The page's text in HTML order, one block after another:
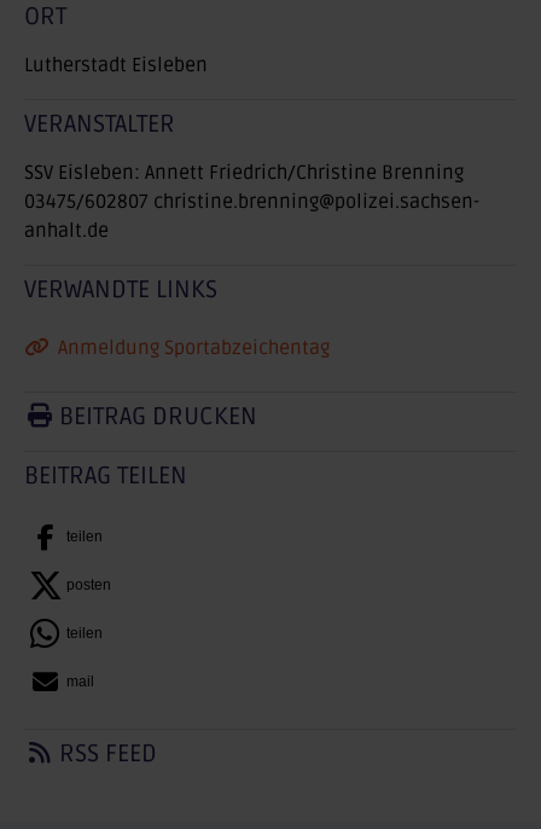
ORT
Lutherstadt Eisleben
VERANSTALTER
SSV Eisleben: Annett Friedrich/Christine Brenning
03475/602807 christine.brenning@polizei.sachsen-
anhalt.de
VERWANDTE LINKS
Anmeldung Sportabzeichentag
BEITRAG DRUCKEN
BEITRAG TEILEN
teilen
posten
teilen
mail
RSS FEED